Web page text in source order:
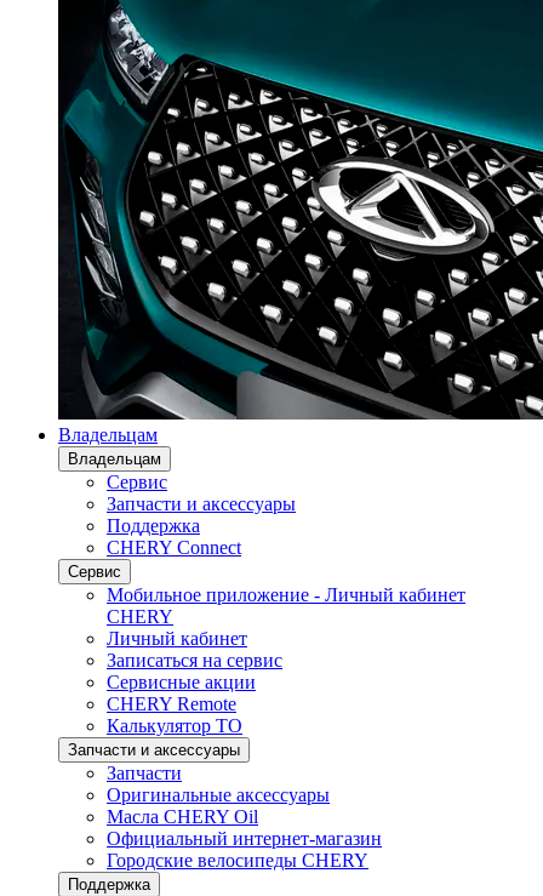
Владельцам
Владельцам
Сервис
Запчасти и аксессуары
Поддержка
CHERY Connect
Сервис
Мобильное приложение - Личный кабинет
CHERY
Личный кабинет
Записаться на сервис
Сервисные акции
CHERY Remote
Калькулятор ТО
Запчасти и аксессуары
Запчасти
Оригинальные аксессуары
Масла CHERY Oil
Официальный интернет-магазин
Городские велосипеды CHERY
Поддержка